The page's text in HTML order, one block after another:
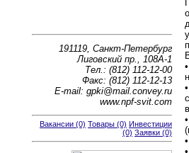
191119, Санкт-Петербург
Лиговский пр., 108А-1
Тел.: (812) 112-12-00
Факс: (812) 112-12-13
E-mail: gpki@mail.convey.ru
www.npf-svit.com
Вакансии (0) Товары (0) Инвестиции
(0) Заявки (0)